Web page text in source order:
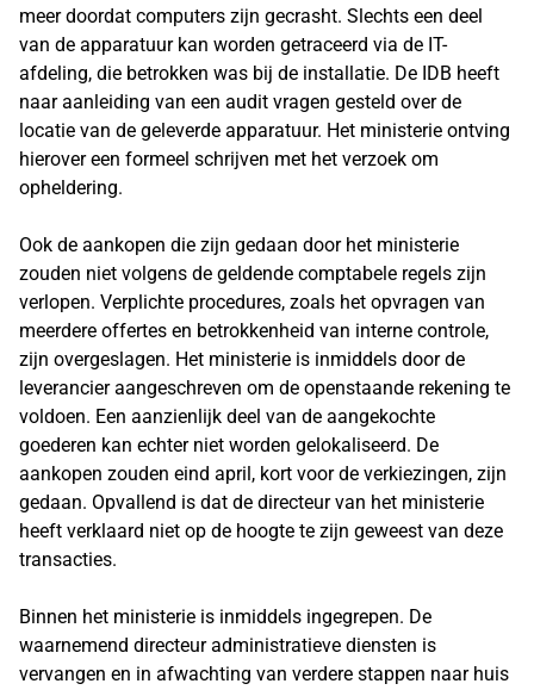
meer doordat computers zijn gecrasht. Slechts een deel
van de apparatuur kan worden getraceerd via de IT-
afdeling, die betrokken was bij de installatie. De IDB heeft
naar aanleiding van een audit vragen gesteld over de
locatie van de geleverde apparatuur. Het ministerie ontving
hierover een formeel schrijven met het verzoek om
opheldering.
Ook de aankopen die zijn gedaan door het ministerie
zouden niet volgens de geldende comptabele regels zijn
verlopen. Verplichte procedures, zoals het opvragen van
meerdere offertes en betrokkenheid van interne controle,
zijn overgeslagen. Het ministerie is inmiddels door de
leverancier aangeschreven om de openstaande rekening te
voldoen. Een aanzienlijk deel van de aangekochte
goederen kan echter niet worden gelokaliseerd. De
aankopen zouden eind april, kort voor de verkiezingen, zijn
gedaan. Opvallend is dat de directeur van het ministerie
heeft verklaard niet op de hoogte te zijn geweest van deze
transacties.
Binnen het ministerie is inmiddels ingegrepen. De
waarnemend directeur administratieve diensten is
vervangen en in afwachting van verdere stappen naar huis